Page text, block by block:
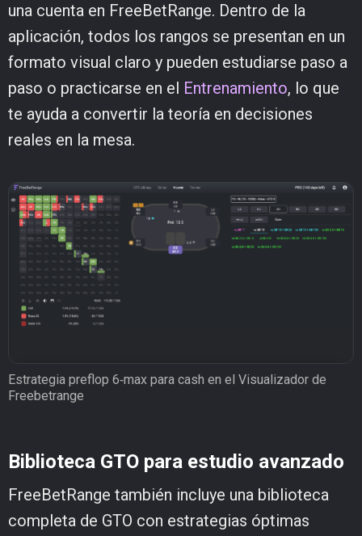
una cuenta en FreeBetRange. Dentro de la
aplicación, todos los rangos se presentan en un
formato visual claro y pueden estudiarse paso a
paso o practicarse en el Entrenamiento, lo que
te ayuda a convertir la teoría en decisiones
reales en la mesa.
Estrategia preflop 6‑max para cash en el Visualizador de
Freebetrange
Biblioteca GTO para estudio avanzado
FreeBetRange también incluye una biblioteca
completa de GTO con estrategias óptimas